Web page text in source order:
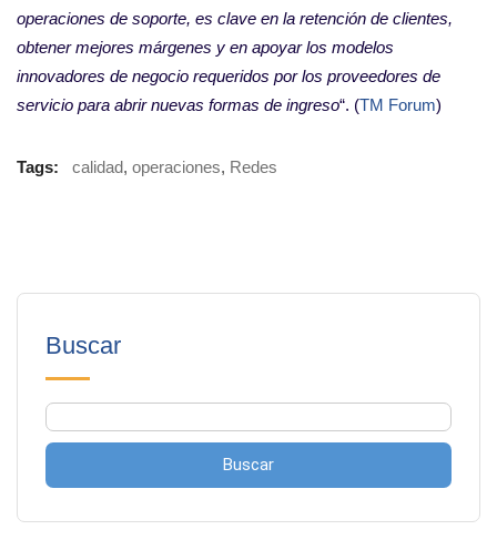
operaciones de soporte, es clave en la retención de clientes,
obtener mejores márgenes y en apoyar los modelos
innovadores de negocio requeridos por los proveedores de
servicio para abrir nuevas formas de ingreso“. (TM Forum)
Tags: calidad, operaciones, Redes
Buscar
Buscar